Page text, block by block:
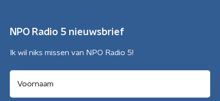
NPO Radio 5 nieuwsbrief
Ik wil niks missen van NPO Radio 5!